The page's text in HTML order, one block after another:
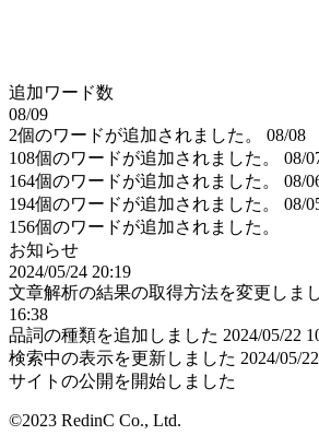
追加ワード数
08/09
2個のワードが追加されました。
08/08
108個のワードが追加されました。
08/
164個のワードが追加されました。
08/
194個のワードが追加されました。
08/
156個のワードが追加されました。
お知らせ
2024/05/24 20:19
文章解析の結果の取得方法を変更しまし
16:38
品詞の種類を追加しました 2024/05/22
検索中の表示を更新しました 2024/05/
サイトの公開を開始しました
©2023 RedinC Co., Ltd.